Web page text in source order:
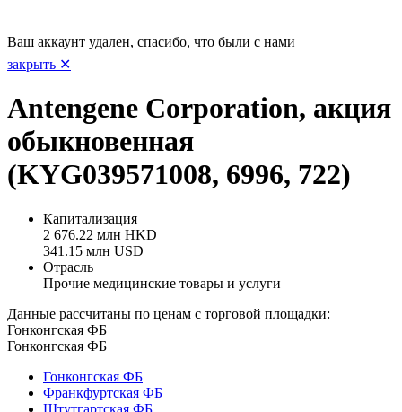
Ваш аккаунт удален, спасибо, что были с нами
закрыть ✕
Antengene Corporation, акция
обыкновенная
(KYG039571008, 6996, 722)
Капитализация
2 676.22 млн HKD
341.15 млн USD
Отрасль
Прочие медицинские товары и услуги
Данные рассчитаны по ценам с торговой площадки:
Гонконгская ФБ
Гонконгская ФБ
Гонконгская ФБ
Франкфуртская ФБ
Штутгартская ФБ